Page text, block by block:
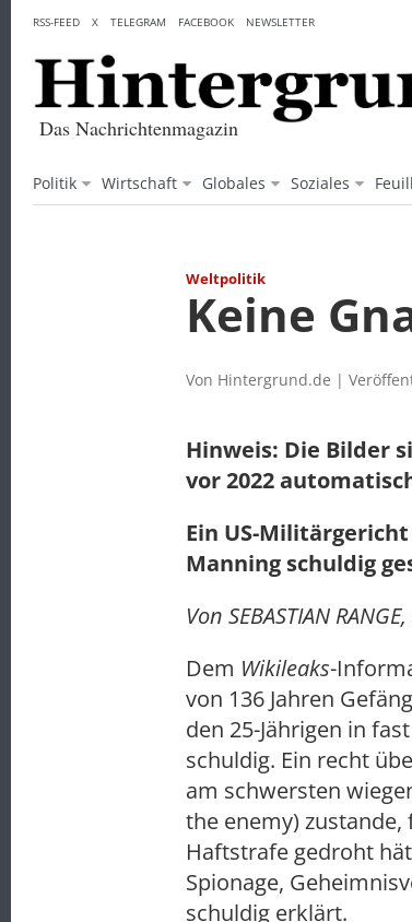
content
Das Nachrichtenmagazin
Politik Wirtschaft Globales Soziales
RSS-FEED X TELEGRAM FACEBOOK NEWSLETTER
Weltpolitik
Keine
Von Hintergrund.de |
Hinweis: Die Bilder
vor 2022
Ein US-
Manning schuldig
Von SEBASTIAN
Dem Wikileaks-
von 136 Jahren
den 25-Jährigen in
schuldig. Ein recht
am schwersten
the enemy)
Haftstrafe gedroht
Spionage,
schuldig erklärt.